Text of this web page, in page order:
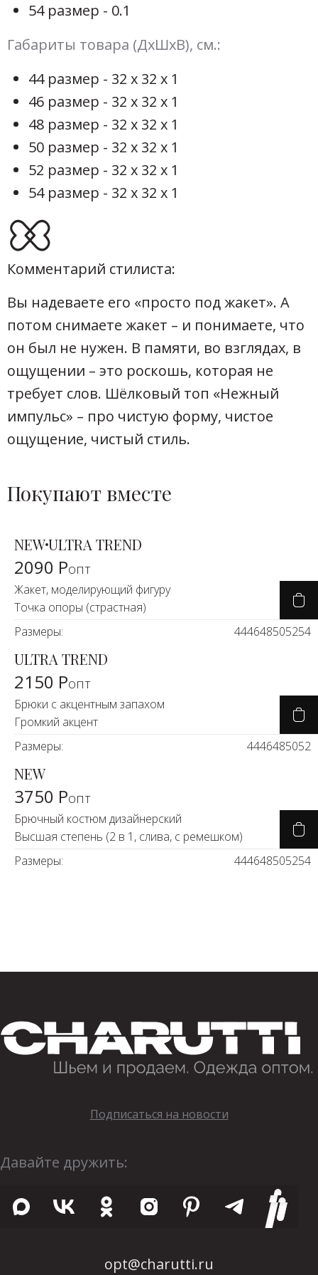
54 размер - 0.1
Габариты товара (ДхШхВ), см.:
44 размер - 32 х 32 х 1
46 размер - 32 х 32 х 1
48 размер - 32 х 32 х 1
50 размер - 32 х 32 х 1
52 размер - 32 х 32 х 1
54 размер - 32 х 32 х 1
Комментарий стилиста:
Вы надеваете его «просто под жакет». А
потом снимаете жакет – и понимаете, что
он был не нужен. В памяти, во взглядах, в
ощущении – это роскошь, которая не
требует слов. Шёлковый топ «Нежный
импульс» – про чистую форму, чистое
ощущение, чистый стиль.
Покупают вместе
NEWULTRA TREND
2090 Ропт
Жакет, моделирующий фигуру
Точка опоры (страстная)
Размеры:
444648505254
ULTRA TREND
2150 Ропт
Брюки с акцентным запахом
Громкий акцент
Размеры:
4446485052
NEW
3750 Ропт
Брючный костюм дизайнерский
Высшая степень (2 в 1, слива, с ремешком)
Размеры:
444648505254
Подписаться на новости
Давайте дружить:
opt@charutti.ru